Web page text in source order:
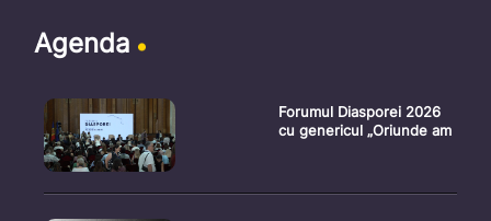
Agenda
Forumul Diasporei 2026
cu genericul „Oriunde am